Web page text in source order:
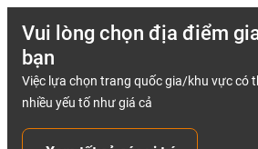
Vui lòng chọn địa điểm
bạn
Việc lựa chọn trang quốc gia/khu vực có
nhiều yếu tố như giá cả